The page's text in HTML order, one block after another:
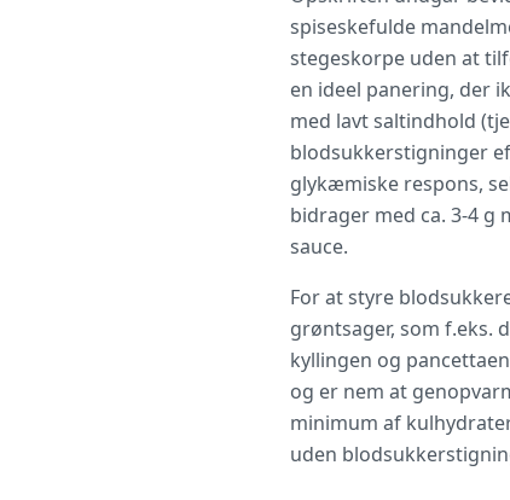
spiseskefulde
stegeskorpe uden at
en ideel panering, der
med lavt saltindhold
blodsukkerstigninger
glykæmiske respons,
bidrager med ca. 3-4
sauce.
For at styre
grøntsager, som f.eks.
kyllingen og
og er nem at
minimum af
uden